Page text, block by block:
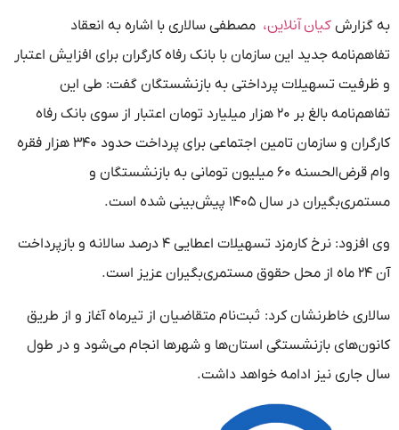
به گزارش کیان آنلاین، مصطفی سالاری با اشاره به انعقاد
تفاهم‌نامه جدید این سازمان با بانک رفاه کارگران برای افزایش اعتبار
و ظرفیت تسهیلات پرداختی به بازنشستگان گفت: طی این
تفاهم‌نامه بالغ بر ۲۰ هزار میلیارد تومان اعتبار از سوی بانک رفاه
کارگران و سازمان تامین اجتماعی برای پرداخت حدود ۳۴۰ هزار فقره
وام قرض‌الحسنه ۶۰ میلیون تومانی به بازنشستگان و
مستمری‌بگیران در سال ۱۴۰۵ پیش‌بینی شده است.
وی افزود: نرخ کارمزد تسهیلات اعطایی ۴ درصد سالانه و بازپرداخت
آن ۲۴ ماه از محل حقوق مستمری‌بگیران عزیز است.
سالاری خاطرنشان کرد: ثبت‌نام متقاضیان از تیرماه آغاز و از طریق
کانون‌های بازنشستگی استان‌‎ها و شهرها انجام می‌شود و در طول
سال جاری نیز ادامه خواهد داشت.